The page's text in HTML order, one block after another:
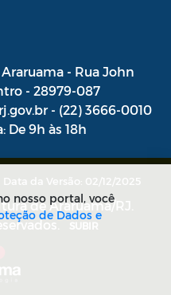
Administrativo
da PGM
Educação
- Rua John
- 28979-087
- (22) 3666-0010
De 9h às 18h
Data da Versão: 02/12/2025
de Araruama/RJ.
SUBIR
nosso portal, você
de Dados e